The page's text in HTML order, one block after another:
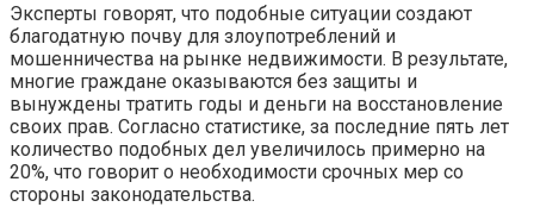
Эксперты говорят, что подобные ситуации создают
благодатную почву для злоупотреблений и
мошенничества на рынке недвижимости. В результате,
многие граждане оказываются без защиты и
вынуждены тратить годы и деньги на восстановление
своих прав. Согласно статистике, за последние пять лет
количество подобных дел увеличилось примерно на
20%, что говорит о необходимости срочных мер со
стороны законодательства.